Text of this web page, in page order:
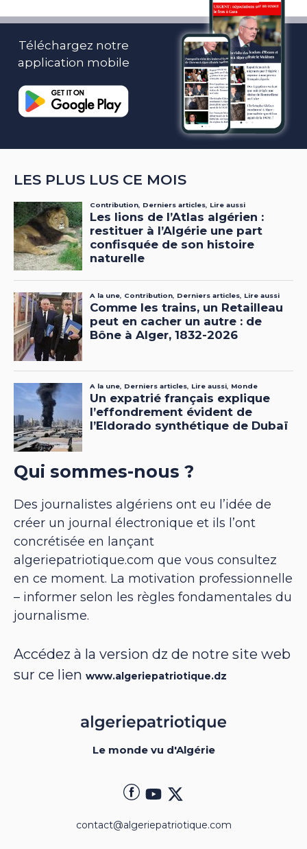
Téléchargez notre
application mobile
LES PLUS LUS CE MOIS
Qui sommes-nous ?
Des journalistes algériens ont eu l’idée de
créer un journal électronique et ils l’ont
concrétisée en lançant
algeriepatriotique.com que vous consultez
en ce moment. La motivation professionnelle
– informer selon les règles fondamentales du
journalisme.
Accédez à la version dz de notre site web
sur ce lien www.algeriepatriotique.dz
Le monde vu d'Algérie
contact@algeriepatriotique.com